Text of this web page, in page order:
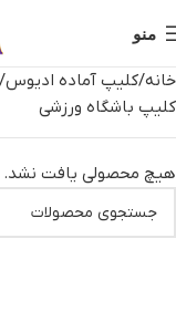
منو
خانه کلیپ آماده ادیوس
کلیپ باشگاه ورزشی
هیچ محصولی یافت نشد.